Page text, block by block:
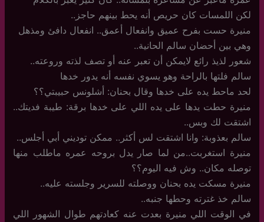
لكن اللمسات كان حريص أنه يحط بينهم حاجز..
منيرة حست بفرح عميق وانفعال أعمق.. انفعال دافئ ومذهل
وهي بين أحضان سالم الحانية..
شعور لذيذ رائع لايمكن أن تعبر عنه أو تصف لذته وروعته..
سالم فلتها بالراحة وهو يسوي نفسه أنه يدور خدها
لحد ماحط يده على خدها وقال بحنان: أشلونس حبيبتي؟؟
منيرة حطت يدها على يده اللي على خدها برقة: طيبة فديتك..
اشتقت لك وبس..
سالم بعذوبة: وانا اشتقت لس أكثر.. ممكن توديني أبي أجلس..
منيرة استغربت..من لما صار يدل بروحه عمره ماطلب منها
توصله مكان.. وش فيه اليوم؟؟
منيرة مسكت يده بحنان ووصلته للسرير وجلسته عليه..
سالم خذ غترته وحطها جنبه..
في الوقت اللي منيرة بعدت عنه كعادتهم طوال الشهور اللي